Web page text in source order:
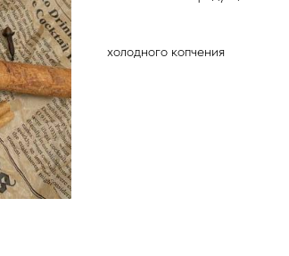
холодного копчения